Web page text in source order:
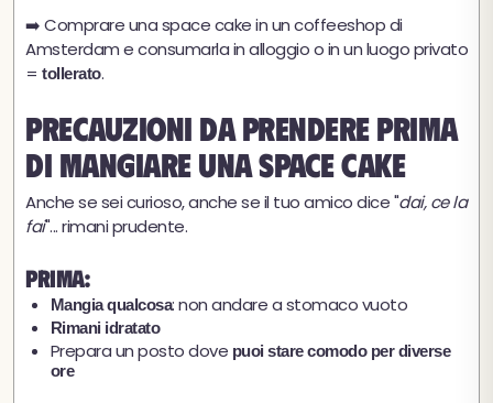
➡️ Comprare una space cake in un coffeeshop di
Amsterdam e consumarla in alloggio o in un luogo privato
= tollerato.
Precauzioni da prendere prima
di mangiare una space cake
Anche se sei curioso, anche se il tuo amico dice "dai, ce la
fai"... rimani prudente.
Prima:
Mangia qualcosa: non andare a stomaco vuoto
Rimani idratato
Prepara un posto dove puoi stare comodo per diverse
ore